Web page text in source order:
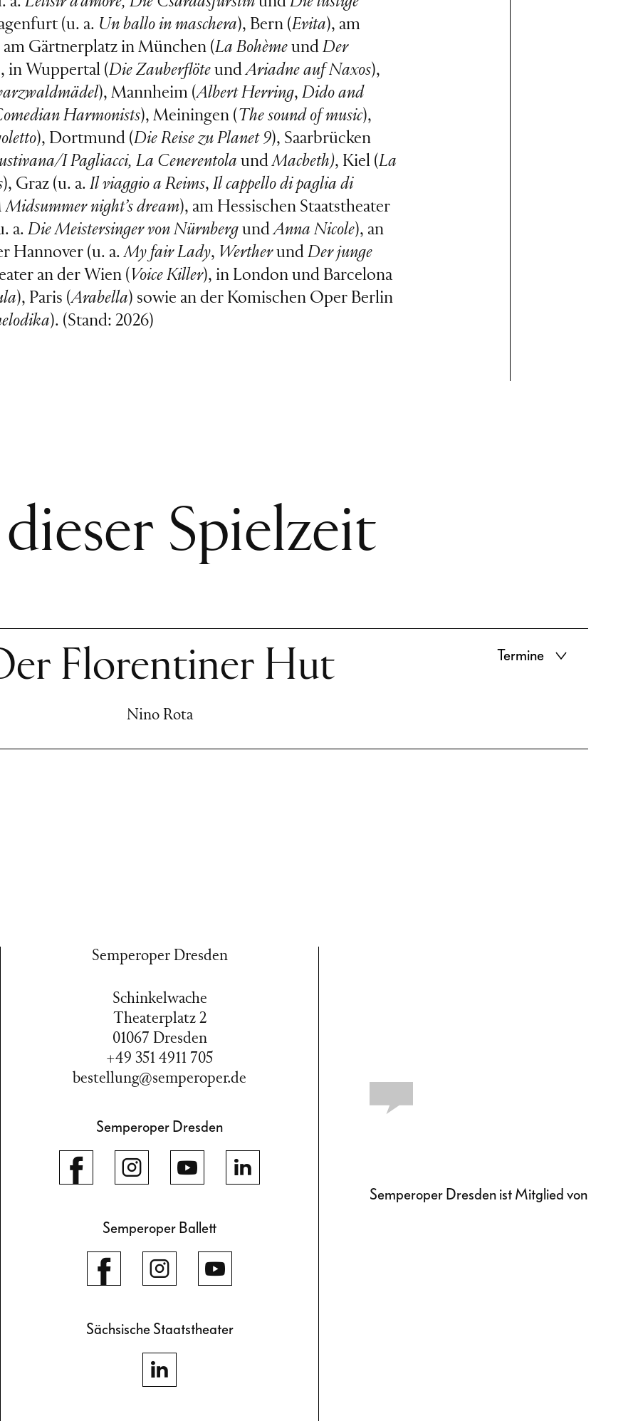
(u. a. Un ballo in maschera), Bern (Evita), am
am Gärtnerplatz in München (La BohèmeundDer
in Wuppertal (Die Zauberflöte undAriadne auf Naxos),
), Mannheim (Albert Herring,Dido and
Harmonists), Meiningen (The sound of music),
), Dortmund (Die Reise zu Planet 9), Saarbrücken
I Pagliacci, La CenerentolaundMacbeth), Kiel (La
), Graz (u. a.Il viaggio a Reims,Il cappello di paglia di
Midsummer night’s dream), am Hessischen Staatstheater
a.Die Meistersinger von Nürnberg undAnna Nicole), an
Hannover (u. a.My fair Lady, WertherundDer junge
an der Wien ( Voice Killer), in London und Barcelona
), Paris (Arabella) sowie an der Komischen Oper Berlin
). (Stand: 2026)
Spielzeit
Florentiner Hut
Nino Rota
Termine
Semperoper Dresden
Schinkelwache
Theaterplatz 2
01067 Dresden
+49 351 4911 705
bestellung@semperoper.de
Semperoper Dresden
Semperoper Ballett
Sächsische Staatstheater
Semperoper Dresden ist Mitglied von